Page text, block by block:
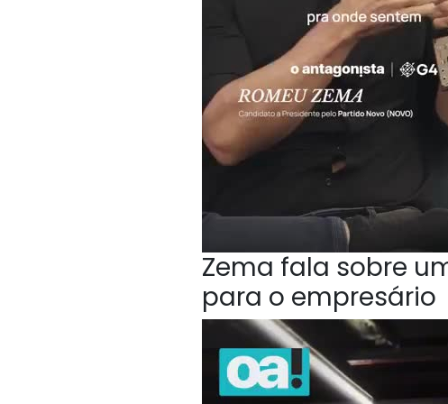
Zema fala sobre
para o empresário